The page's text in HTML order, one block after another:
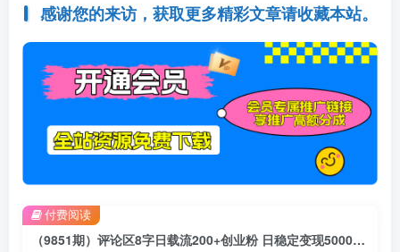
感谢您的来访，获取更多精彩文章请收藏本站。
（9851期）评论区8字日载流200+创业粉 日稳定变现5000+24年四月最新教程！
付费阅读